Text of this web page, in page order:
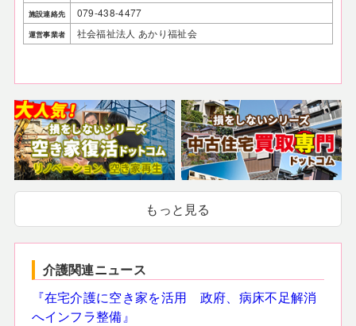
施設連絡先 079-438-4477
運営事業者 社会福祉法人 あかり福祉会
もっと見る
介護関連ニュース
『在宅介護に空き家を活用 政府、病床不足解消
へインフラ整備』